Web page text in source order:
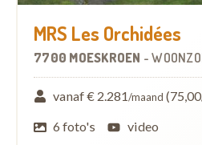
MRS Les Orchidées
7700 MOESKROEN -
vanaf € 2.281/maand (75,00
6 foto's
video